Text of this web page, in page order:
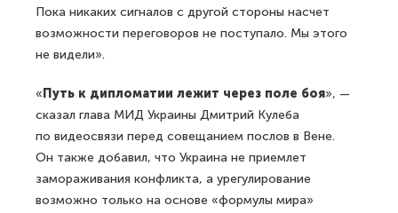
Пока никаких сигналов с другой стороны насчет
возможности переговоров не поступало. Мы этого
не видели».
« Путь к дипломатии лежит через поле боя», —
сказал глава МИД Украины Дмитрий Кулеба
по видеосвязи перед совещанием послов в Вене.
Он также добавил, что Украина не приемлет
замораживания конфликта, а урегулирование
возможно только на основе «формулы мира»